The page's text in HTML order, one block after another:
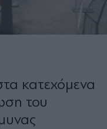
κατεχόμενα
του